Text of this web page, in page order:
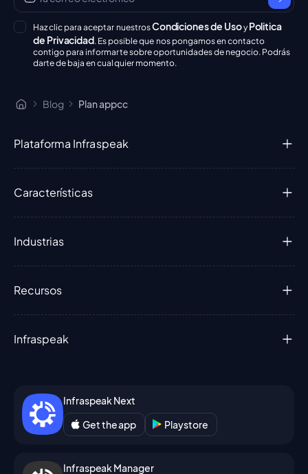
Haz clic para aceptar nuestrosCondiciones de Usoy Politica
de Privacidad. Es posible que nos pongamos en contacto
contigo para informarte sobre oportunidades de negocio. Podrás
darte de baja en cualquier momento.
Blog Plan appcc
Plataforma Infraspeak
Características
Industrias
Recursos
Infraspeak
Infraspeak Next
Get the app
Playstore
Infraspeak Manager